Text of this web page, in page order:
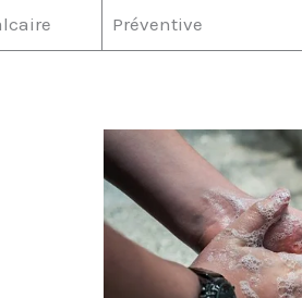
Préventive